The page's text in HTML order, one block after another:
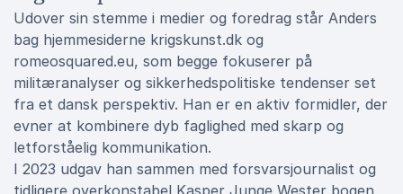
Udover sin stemme i medier og foredrag står Anders
bag hjemmesiderne krigskunst.dk og
romeosquared.eu, som begge fokuserer på
militæranalyser og sikkerhedspolitiske tendenser set
fra et dansk perspektiv. Han er en aktiv formidler, der
evner at kombinere dyb faglighed med skarp og
letforståelig kommunikation.
I 2023 udgav han sammen med forsvarsjournalist og
tidligere overkonstabel Kasper Junge Wester bogen